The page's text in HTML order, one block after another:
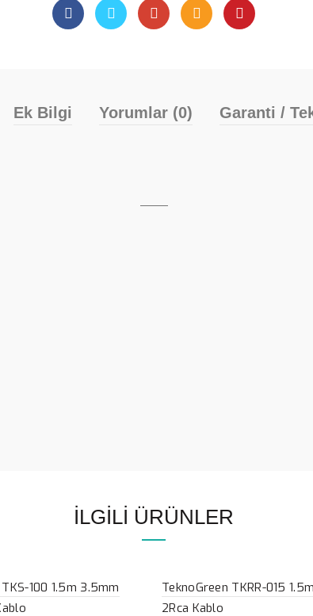
Ek Bilgi Yorumlar (0) Garanti /
İLGILI ÜRÜNLER
100 1.5m 3.5mm
TeknoGreen TKRR-015
2Rca Kablo